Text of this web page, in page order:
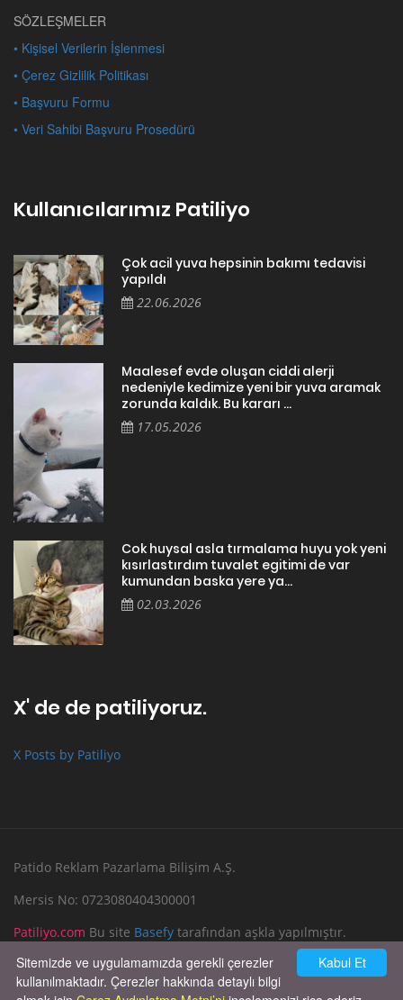
SÖZLEŞMELER
• Kişisel Verilerin İşlenmesi
• Çerez Gizlilik Politikası
• Başvuru Formu
• Veri Sahibi Başvuru Prosedürü
Kullanıcılarımız Patiliyo
Çok acil yuva hepsinin bakımı tedavisi
yapıldı
22.06.2026
Maalesef evde oluşan ciddi alerji
nedeniyle kedimize yeni bir yuva aramak
zorunda kaldık. Bu kararı ...
17.05.2026
Cok huysal asla tırmalama huyu yok yeni
kısırlastırdım tuvalet egitimi de var
kumundan baska yere ya...
02.03.2026
X' de de patiliyoruz.
X Posts by Patiliyo
Patido Reklam Pazarlama Bilişim A.Ş.
Mersis No: 0723080404300001
Patiliyo.com Bu site Basefy tarafından aşkla yapılmıştır.
Reklam Verin
Bize Yazın
Kabul Et
Sitemizde ve uygulamamızda gerekli çerezler
kullanılmaktadır. Çerezler hakkında detaylı bilgi